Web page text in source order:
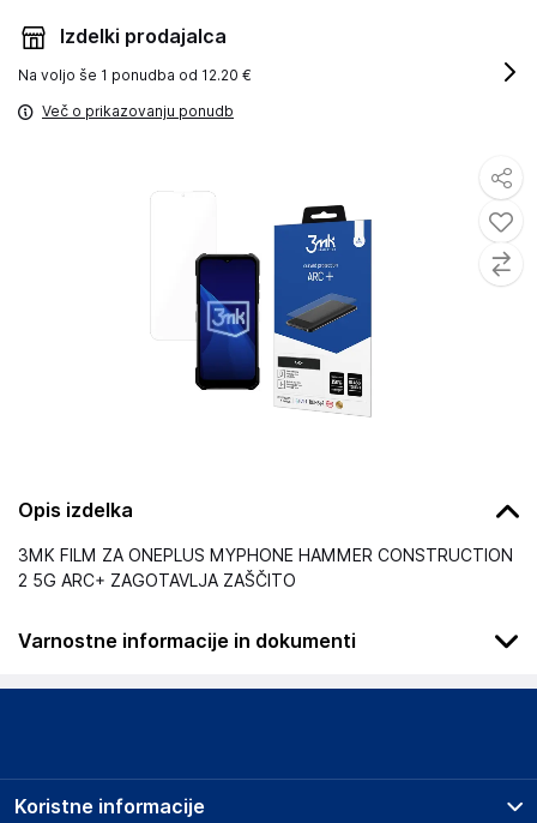
Opis izdelka
3MK FILM ZA ONEPLUS MYPHONE HAMMER CONSTRUCTION
2 5G ARC+ ZAGOTAVLJA ZAŠČITO
Varnostne informacije in dokumenti
Podatki o proizvajalcu
3mk
Izdelki prodajalca
Na voljo še 1 ponudba od 12.20 €
Več o prikazovanju ponudb
Koristne informacije